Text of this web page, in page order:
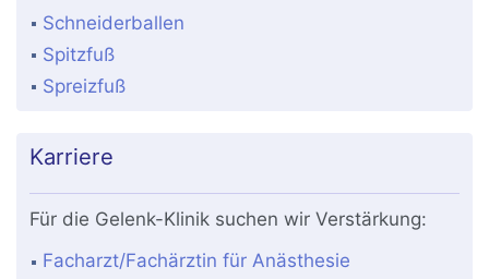
Schneiderballen
Spitzfuß
Spreizfuß
Karriere
Für die Gelenk-Klinik suchen wir Verstärkung:
Facharzt/Fachärztin für Anästhesie